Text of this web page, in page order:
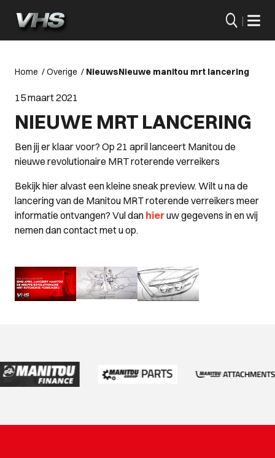
|
Home /Overige / NieuwsNieuwe manitou mrt lancering
15 maart 2021
NIEUWE MRT LANCERING
Ben jij er klaar voor? Op 21 april lanceert Manitou de
nieuwe revolutionaire MRT roterende verreikers
Bekijk hier alvast een kleine sneak preview. Wilt u na de
lancering van de Manitou MRT roterende verreikers meer
informatie ontvangen? Vul dan hieruw gegevens in en wij
nemen dan contact met u op.